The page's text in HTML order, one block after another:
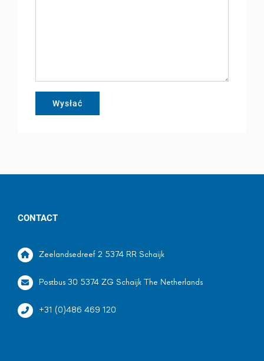
CONTACT
Zeelandsedreef 2 5374 RR Schaijk
Postbus 30 5374 ZG Schaijk The Netherlands
+31 (0)486 469 120